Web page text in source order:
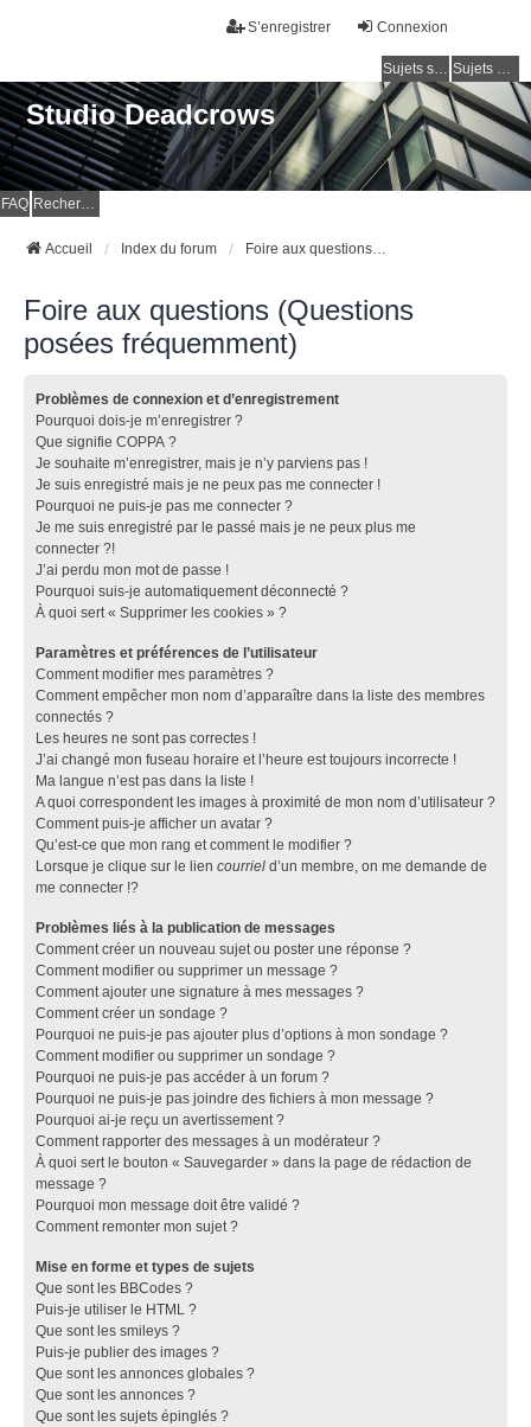
Connexion
S’enregistrer
Sujets sans réponse Sujets actifs
Studio Deadcrows
FAQ Rechercher
Accueil Index du forum Foire aux questions (Questions posées fréquemment)
Foire aux questions (Questions
posées fréquemment)
Problèmes de connexion et d’enregistrement
Pourquoi dois-je m’enregistrer ?
Que signifie COPPA ?
Je souhaite m’enregistrer, mais je n’y parviens pas !
Je suis enregistré mais je ne peux pas me connecter !
Pourquoi ne puis-je pas me connecter ?
Je me suis enregistré par le passé mais je ne peux plus me
connecter ?!
J’ai perdu mon mot de passe !
Pourquoi suis-je automatiquement déconnecté ?
À quoi sert « Supprimer les cookies » ?
Paramètres et préférences de l’utilisateur
Comment modifier mes paramètres ?
Comment empêcher mon nom d’apparaître dans la liste des membres
connectés ?
Les heures ne sont pas correctes !
J’ai changé mon fuseau horaire et l’heure est toujours incorrecte !
Ma langue n’est pas dans la liste !
A quoi correspondent les images à proximité de mon nom d’utilisateur ?
Comment puis-je afficher un avatar ?
Qu’est-ce que mon rang et comment le modifier ?
Lorsque je clique sur le lien courriel d’un membre, on me demande de
me connecter !?
Problèmes liés à la publication de messages
Comment créer un nouveau sujet ou poster une réponse ?
Comment modifier ou supprimer un message ?
Comment ajouter une signature à mes messages ?
Comment créer un sondage ?
Pourquoi ne puis-je pas ajouter plus d’options à mon sondage ?
Comment modifier ou supprimer un sondage ?
Pourquoi ne puis-je pas accéder à un forum ?
Pourquoi ne puis-je pas joindre des fichiers à mon message ?
Pourquoi ai-je reçu un avertissement ?
Comment rapporter des messages à un modérateur ?
À quoi sert le bouton « Sauvegarder » dans la page de rédaction de
message ?
Pourquoi mon message doit être validé ?
Comment remonter mon sujet ?
Mise en forme et types de sujets
Que sont les BBCodes ?
Puis-je utiliser le HTML ?
Que sont les smileys ?
Puis-je publier des images ?
Que sont les annonces globales ?
Que sont les annonces ?
Que sont les sujets épinglés ?